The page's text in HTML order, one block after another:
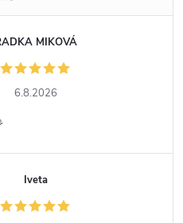
MIKOVÁ
6.8.2026
Iveta